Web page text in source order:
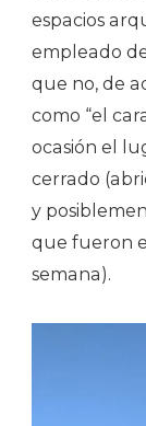
espacios
empleado
que no, de
como “el
ocasión el
cerrado
y
que fueron
semana).